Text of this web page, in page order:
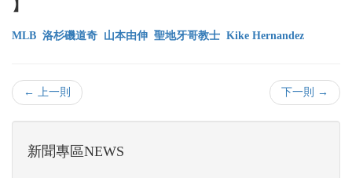
】
MLB 洛杉磯道奇 山本由伸 聖地牙哥教士 Kike Hernandez
← 上一則 下一則 →
新聞專區NEWS